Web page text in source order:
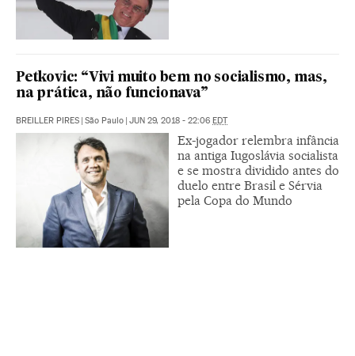
Petkovic: “Vivi muito bem no socialismo, mas,
na prática, não funcionava”
BREILLER PIRES | São Paulo | JUN 29, 2018 - 22:06 EDT
Ex-jogador relembra infância
na antiga Iugoslávia socialista
e se mostra dividido antes do
duelo entre Brasil e Sérvia
pela Copa do Mundo